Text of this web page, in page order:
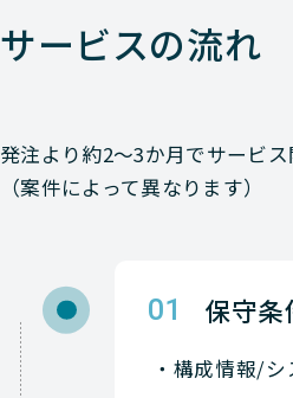
Avaya
Avaya
Avaya
Avaya
サービスの流れ
発注より約2〜3か月でサービス
（案件によって異なります）
01 保守条
構成情報/シ